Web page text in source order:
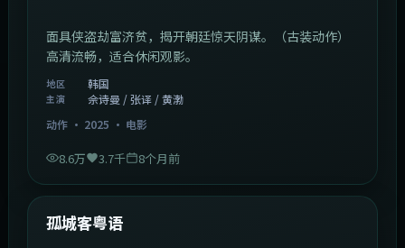
面具侠盗劫富济贫，揭开朝廷惊天阴谋。（古装动作）
高清流畅，适合休闲观影。
地区 韩国
主演
佘诗曼 / 张译 / 黄渤
动作· 2025 · 电影
8.6万 3.7千 8个月前
热门
孤城客粤语